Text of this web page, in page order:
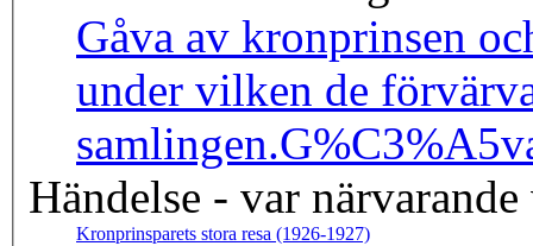
Gåva av kronprinsen
under vilken de
samlingen.
Händelse - var
Kronprinsparets stora resa (1926-1927)